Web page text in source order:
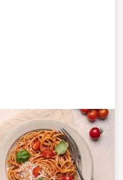
Mahlzeiten-Dienst-Suche,
Anbieter es in Ihrer